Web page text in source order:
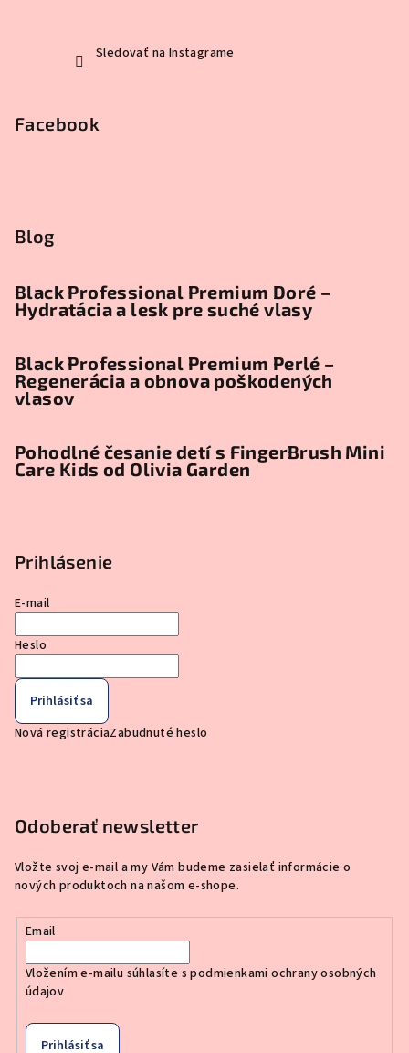
Sledovať na Instagrame
Facebook
Blog
Black Professional Premium Doré –
Hydratácia a lesk pre suché vlasy
Black Professional Premium Perlé –
Regenerácia a obnova poškodených
vlasov
Pohodlné česanie detí s FingerBrush Mini
Care Kids od Olivia Garden
Prihlásenie
E-mail
Heslo
Prihlásiť sa
Nová registráciaZabudnuté heslo
Odoberať newsletter
Vložte svoj e-mail a my Vám budeme zasielať informácie o
nových produktoch na našom e-shope.
Email
Vložením e-mailu súhlasíte spodmienkami ochrany osobných
údajov
Prihlásiť sa